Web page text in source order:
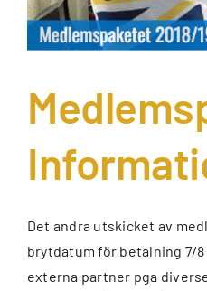
Det andra utskicket av
brytdatum för betalning 7/
externa partner pga